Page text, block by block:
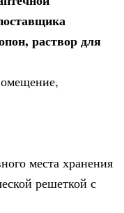
раствор для
места хранения
решеткой с